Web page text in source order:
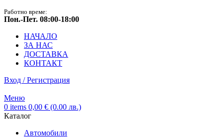
Работно време:
Пон.-Пет. 08:00-18:00
НАЧАЛО
ЗА НАС
ДОСТАВКА
КОНТАКТ
Вход / Регистрация
Меню
0 items 0,00 € (0.00 лв.)
Каталог
Автомобили